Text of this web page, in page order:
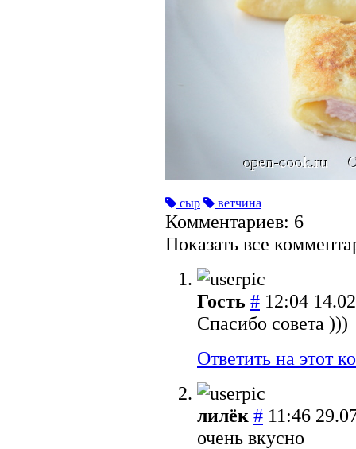
сыр ветчина
Комментариев: 6
Показать все
Гость # 12:04
Спасибо совета )))
Ответить на этот
лилёк # 11:46
очень вкусно